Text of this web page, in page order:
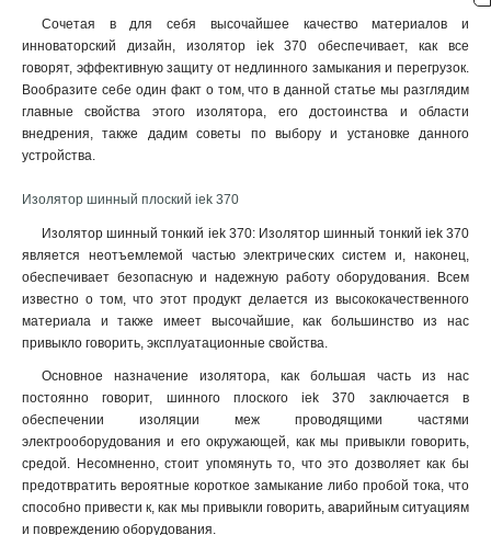
Сочетая в для себя высочайшее качество материалов и
инноваторский дизайн, изолятор iek 370 обеспечивает, как все
говорят, эффективную защиту от недлинного замыкания и перегрузок.
Вообразите себе один факт о том, что в данной статье мы разглядим
главные свойства этого изолятора, его достоинства и области
внедрения, также дадим советы по выбору и установке данного
устройства.
Изолятор шинный плоский iek 370
Изолятор шинный тонкий iek 370: Изолятор шинный тонкий iek 370
является неотъемлемой частью электрических систем и, наконец,
обеспечивает безопасную и надежную работу оборудования. Всем
известно о том, что этот продукт делается из высококачественного
материала и также имеет высочайшие, как большинство из нас
привыкло говорить, эксплуатационные свойства.
Основное назначение изолятора, как большая часть из нас
постоянно говорит, шинного плоского iek 370 заключается в
обеспечении изоляции меж проводящими частями
электрооборудования и его окружающей, как мы привыкли говорить,
средой. Несомненно, стоит упомянуть то, что это дозволяет как бы
предотвратить вероятные короткое замыкание либо пробой тока, что
способно привести к, как мы привыкли говорить, аварийным ситуациям
и повреждению оборудования.